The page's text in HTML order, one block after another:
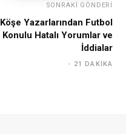
SONRAKI GÖNDERI
Köşe Yazarlarından Futbol
Konulu Hatalı Yorumlar ve
İddialar
21 DAKIKA